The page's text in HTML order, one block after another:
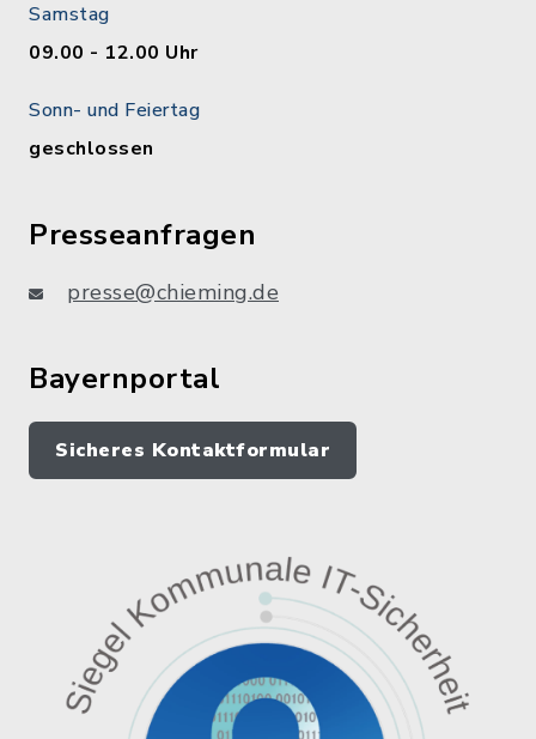
Samstag
09.00 - 12.00 Uhr
Sonn- und Feiertag
geschlossen
Presseanfragen
presse@chieming.de
Bayernportal
Sicheres Kontaktformular